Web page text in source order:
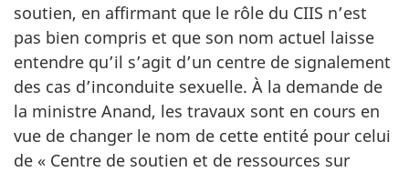
soutien, en affirmant que le rôle du CIIS n’est
pas bien compris et que son nom actuel laisse
entendre qu’il s’agit d’un centre de signalement
des cas d’inconduite sexuelle. À la demande de
la ministre Anand, les travaux sont en cours en
vue de changer le nom de cette entité pour celui
de « Centre de soutien et de ressources sur